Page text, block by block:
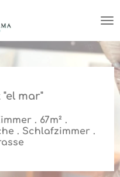
mar"
. 67m² .
. Schlafzimmer .